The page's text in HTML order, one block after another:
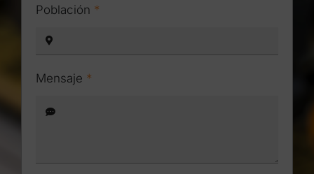
Población *
Mensaje *